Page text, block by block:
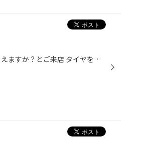
先日お越しのお客様メーターに警告灯が点いて見てもらえますか？とご来店 タイヤを確認しようと思いPITに入庫前に空気圧点検したら1本空気が入っていませんでした 外してみると バーストです。 流石のランフラットタイヤでも持ちません。 タイヤ交換してアライメントの調整をして完成です。 ランフ...